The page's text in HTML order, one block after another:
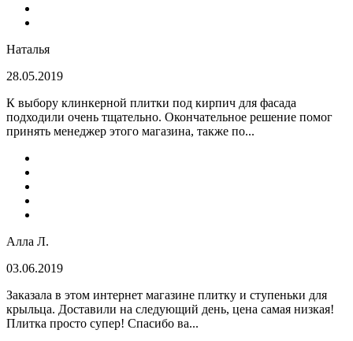
Наталья
28.05.2019
К выбору клинкерной плитки под кирпич для фасада
подходили очень тщательно. Окончательное решение помог
принять менеджер этого магазина, также по...
Алла Л.
03.06.2019
Заказала в этом интернет магазине плитку и ступеньки для
крыльца. Доставили на следующий день, цена самая низкая!
Плитка просто супер! Спасибо ва...